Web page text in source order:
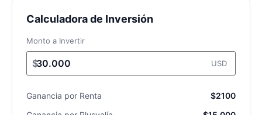
Calculadora de Inversión
Monto a Invertir
$ USD
Ganancia por Renta
$2100